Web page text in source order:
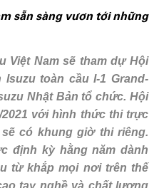
sẵn sàng vươn tới những
Việt Nam sẽ tham dự Hội
toàn cầu I-1 Grand-
Nhật Bản tổ chức. Hội
2021 với hình thức thi trực
có khung giờ thi riêng.
định kỳ hằng năm dành
từ khắp mọi nơi trên thế
tay nghề và chất lượng